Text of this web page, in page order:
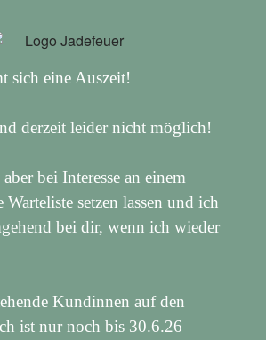
sich eine Auszeit!
derzeit leider nicht möglich!
bei Interesse an einem
setzen lassen und ich
bei dir, wenn ich wieder
Kundinnen auf den
ist nur noch bis 30.6.26